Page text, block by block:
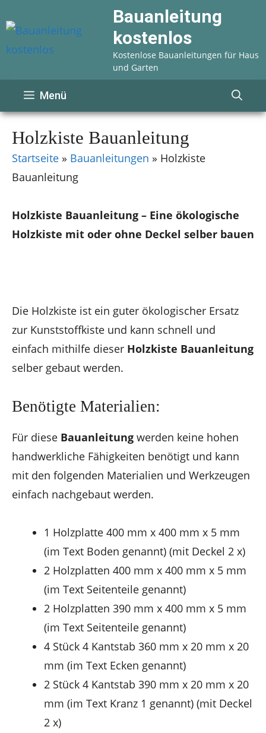
Inhalt
springen
Bauanleitung
kostenlos
Kostenlose Bauanleitungen für Haus
und Garten
Menü
Holzkiste Bauanleitung
Startseite » Bauanleitungen » Holzkiste
Bauanleitung
Holzkiste Bauanleitung – Eine ökologische
Holzkiste mit oder ohne Deckel selber bauen
Die Holzkiste ist ein guter ökologischer Ersatz
zur Kunststoffkiste und kann schnell und
einfach mithilfe dieser Holzkiste Bauanleitung
selber gebaut werden.
Benötigte Materialien:
Für diese Bauanleitung werden keine hohen
handwerkliche Fähigkeiten benötigt und kann
mit den folgenden Materialien und Werkzeugen
einfach nachgebaut werden.
1 Holzplatte 400 mm x 400 mm x 5 mm
(im Text Boden genannt) (mit Deckel 2 x)
2 Holzplatten 400 mm x 400 mm x 5 mm
(im Text Seitenteile genannt)
2 Holzplatten 390 mm x 400 mm x 5 mm
(im Text Seitenteile genannt)
4 Stück 4 Kantstab 360 mm x 20 mm x 20
mm (im Text Ecken genannt)
2 Stück 4 Kantstab 390 mm x 20 mm x 20
mm (im Text Kranz 1 genannt) (mit Deckel
2 x)